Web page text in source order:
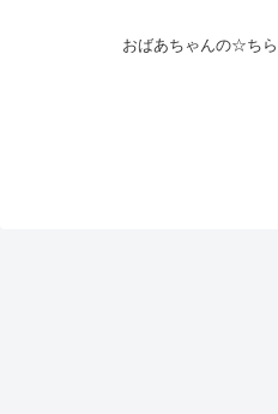
おばあちゃんの☆ちら